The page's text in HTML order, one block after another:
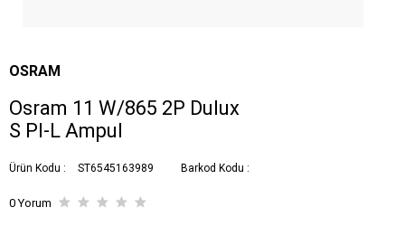
OSRAM
Osram 11 W/865 2P Dulux
S Pl-L Ampul
Ürün Kodu : ST6545163989 Barkod Kodu :
0 Yorum